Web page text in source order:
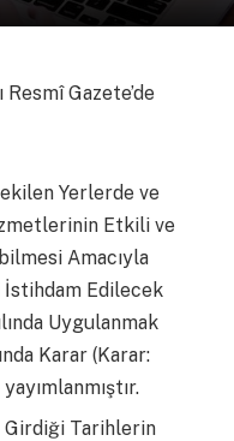
Gazete’de
Yerlerde ve
Etkili ve
Amacıyla
İstihdam Edilecek
Uygulanmak
Karar (Karar:
Girdiği Tarihlerin